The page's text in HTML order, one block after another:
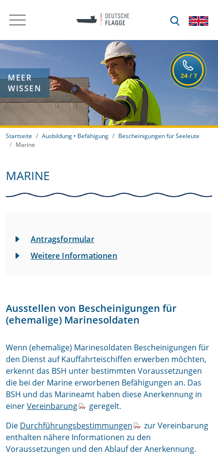
MEER
WISSEN
Startseite Ausbildung • Befähigung
Bescheinigungen für Seeleute
Marine
MARINE
Antragsformular
Weitere Informationen
Ausstellen von Bescheinigungen für
(ehemalige) Marinesoldaten
Wenn (ehemalige) Marinesoldaten Bescheinigungen für
den Dienst auf Kauffahrteischiffen erwerben möchten,
erkennt das BSH unter bestimmten Voraussetzungen
die bei der Marine erworbenen Befähigungen an. Das
BSH und das Marineamt haben diese Anerkennung in
einerVereinbarung
geregelt.
Die Durchführungsbestimmungen
zur Vereinbarung
enthalten nähere Informationen zu den
Voraussetzungen und den Ablauf der Anerkennung.